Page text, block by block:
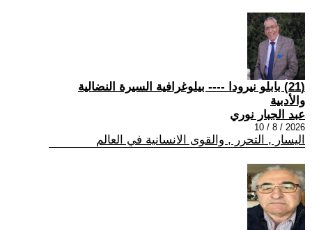
(21) بابلو نيرودا ---- بيلوغرافية السيرة النضالية
والأدبية
عبد الجبار نوري
2026 / 8 / 10
اليسار , التحرر , والقوى الانسانية في العالم